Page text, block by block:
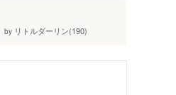
by リトルダーリン(190)